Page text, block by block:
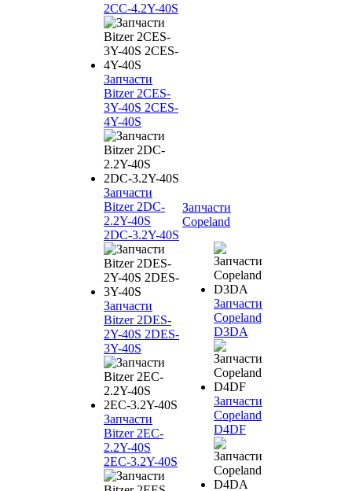
2CC-4.2Y-40S
Запчасти
Bitzer 2CES-
3Y-40S 2CES-
4Y-40S
Запчасти
Bitzer 2DC-
2.2Y-40S
2DC-3.2Y-40S
Запчасти
Bitzer 2DES-
2Y-40S 2DES-
3Y-40S
Запчасти
Bitzer 2EC-
2.2Y-40S
2EC-3.2Y-40S
Запчасти
Copeland
Запчасти
Copeland
D3DA
Запчасти
Copeland
D4DF